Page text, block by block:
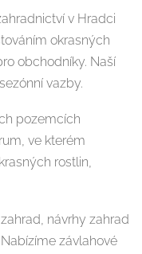
v Hradci
okrasných
obchodníky. Naší
vazby.
pozemcích
ve kterém
rostlin,
návrhy zahrad
závlahové